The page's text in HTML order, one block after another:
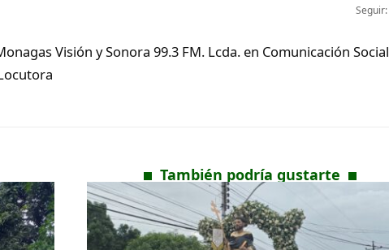
Seguir:
Visión y Sonora 99.3 FM. Lcda. en Comunicación Social
También podría gustarte